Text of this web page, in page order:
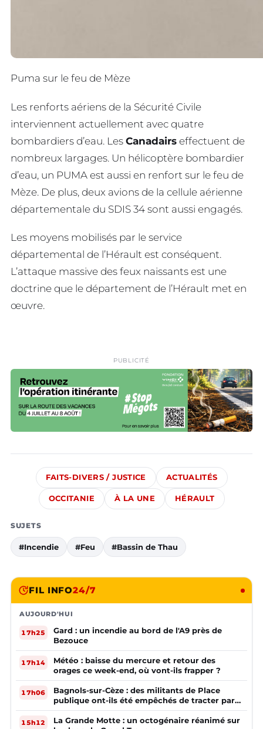
Puma sur le feu de Mèze
Les renforts aériens de la Sécurité Civile
interviennent actuellement avec quatre
bombardiers d’eau. Les Canadairs effectuent de
nombreux largages. Un hélicoptère bombardier
d’eau, un PUMA est aussi en renfort sur le feu de
Mèze. De plus, deux avions de la cellule aérienne
départementale du SDIS 34 sont aussi engagés.
Les moyens mobilisés par le service
départemental de l’Hérault est conséquent.
L’attaque massive des feux naissants est une
doctrine que le département de l’Hérault met en
œuvre.
PUBLICITÉ
FAITS-DIVERS / JUSTICE ACTUALITÉS
OCCITANIE À LA UNE HÉRAULT
SUJETS
#Incendie #Feu #Bassin de Thau
FIL INFO24/7
AUJOURD'HUI
17h25
Gard : un incendie au bord de l'A9 près de
Bezouce
17h14
Météo : baisse du mercure et retour des
orages ce week-end, où vont-ils frapper ?
17h06
Bagnols-sur-Cèze : des militants de Place
publique ont-ils été empêchés de tracter par
la mairie ?
15h12
La Grande Motte : un octogénaire réanimé sur